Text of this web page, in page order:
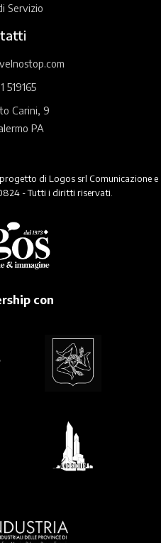
Servizio
519165
Carini, 9
PA
di Logos srl Comunicazione e
- Tutti i diritti riservati.
con